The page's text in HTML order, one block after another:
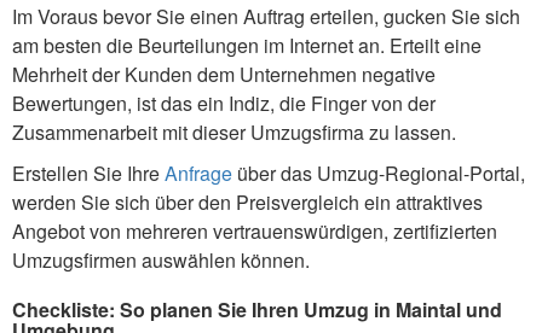
Im Voraus bevor Sie einen Auftrag erteilen, gucken Sie sich
am besten die Beurteilungen im Internet an. Erteilt eine
Mehrheit der Kunden dem Unternehmen negative
Bewertungen, ist das ein Indiz, die Finger von der
Zusammenarbeit mit dieser Umzugsfirma zu lassen.
Erstellen Sie IhreAnfrage über das Umzug-Regional-Portal,
werden Sie sich über den Preisvergleich ein attraktives
Angebot von mehreren vertrauenswürdigen, zertifizierten
Umzugsfirmen auswählen können.
Checkliste: So planen Sie Ihren Umzug in Maintal und